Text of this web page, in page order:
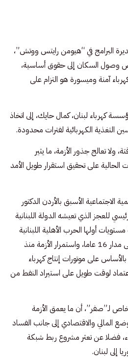
البرامج في “هيومن رايتس ووتش”،
وصول السكان إلى حقوق أساسية،
آمنة وميسورة هو التزام على
كهرباء لبنان، كمال حايك، إلى اتخاذ
التغذية الكهربائية لفترات محدودة.
ولا تعالج جذور الأزمة، ما يثير
على تحقيق استقرار طويل الأمد
الاجتماعية الأسبق بالأردن الدكتور
للعجز الذي تعيشه الدولة اللبنانية
أولها الحرب الأهلية اللبنانية
والآثار المترتبة على الحرب على مدار 16 عاما، واستمرار الأزمة منذ
على موتورات إنتاج كهرباء
لوقت طويل على استيراد النفط من
لـ”صفر”، أن ما يعمق الأزمة
المالي والاقتصادي إلى جانب الفساد
فضلا عن تعثر مشروع ربط شبكة
إلى لبنان.